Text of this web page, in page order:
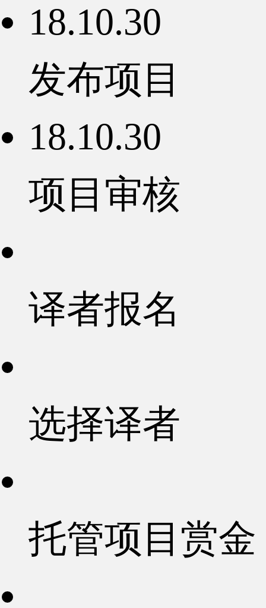
18.10.30
发布项目
18.10.30
项目审核
译者报名
选择译者
托管项目赏金